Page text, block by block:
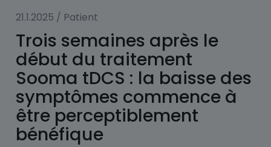
21.1.2025 / Patient
Trois semaines après le
début du traitement
Sooma tDCS : la baisse des
symptômes commence à
être perceptiblement
bénéfique